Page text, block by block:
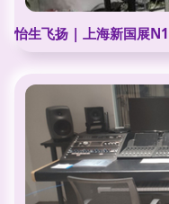
怡生飞扬 | 上海新国展